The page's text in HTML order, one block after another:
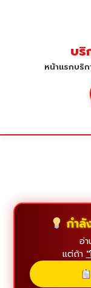
บริ
หน้าแรกบริก
กำลั
อ่
แต่ถ้า